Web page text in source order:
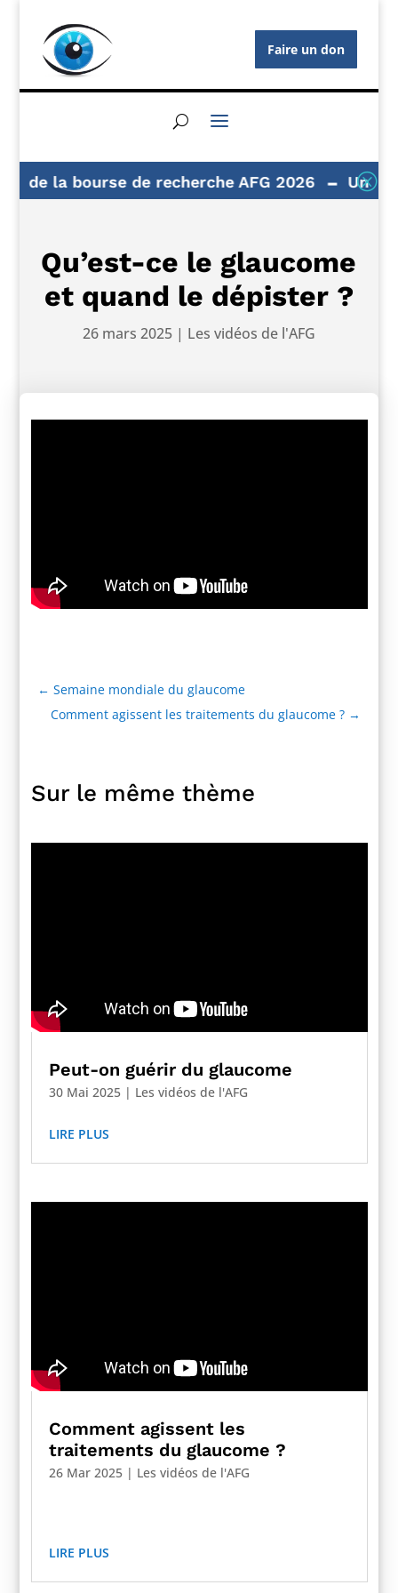
Faire un don
de la bourse de recherche AFG 2026 Un lieu
Q
Qu’est-ce le glaucome
et quand le dépister ?
26 mars 2025| Les vidéos de l'AFG
←Semaine mondiale du glaucome
Comment agissent les traitements du glaucome ?→
Sur le même thème
Peut-on guérir du glaucome
30 Mai 2025| Les vidéos de l'AFG
LIRE PLUS
Comment agissent les
traitements du glaucome ?
26 Mar 2025| Les vidéos de l'AFG
LIRE PLUS